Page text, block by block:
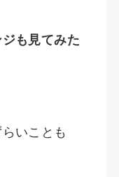
も見てみた
いことも